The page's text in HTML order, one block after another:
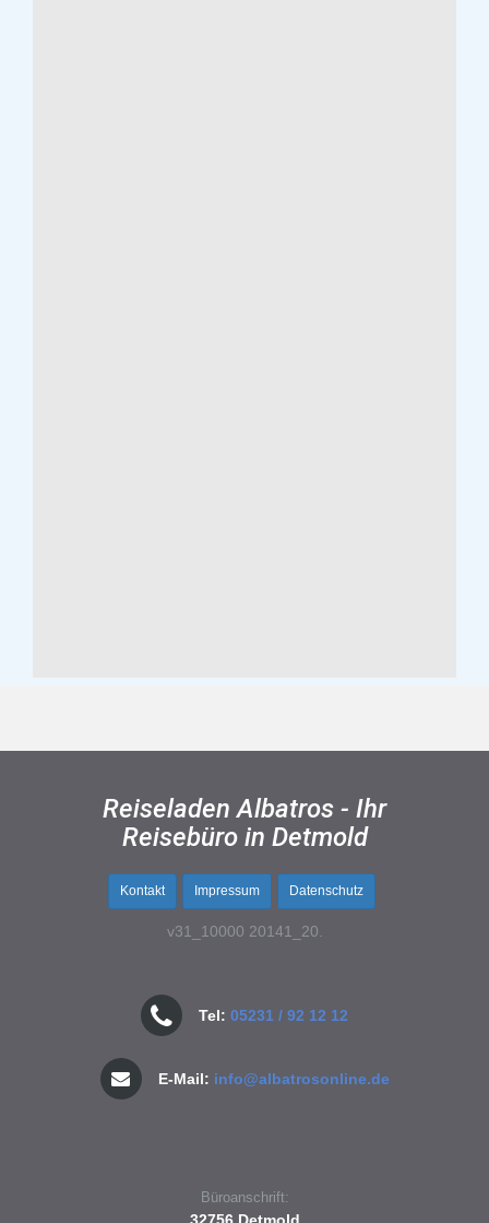
Reiseladen Albatros - Ihr
Reisebüro in Detmold
Kontakt Impressum Datenschutz
v31_10000 20141_20.
Tel: 05231 / 92 12 12
E-Mail: info@albatrosonline.de
Büroanschrift:
32756 Detmold